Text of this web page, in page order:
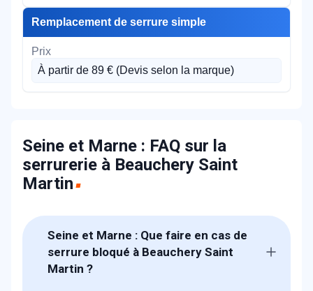
Remplacement de serrure simple
À partir de 89 € (Devis selon la marque)
Seine et Marne : FAQ sur la
serrurerie à Beauchery Saint
Martin
Seine et Marne : Que faire en cas de
serrure bloqué à Beauchery Saint
Martin ?